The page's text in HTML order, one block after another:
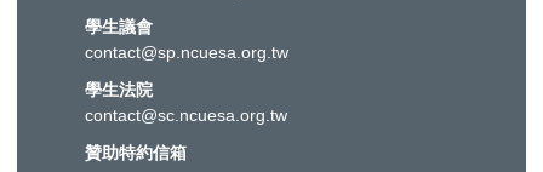
學生議會
contact@sp.ncuesa.org.tw
學生法院
contact@sc.ncuesa.org.tw
贊助特約信箱